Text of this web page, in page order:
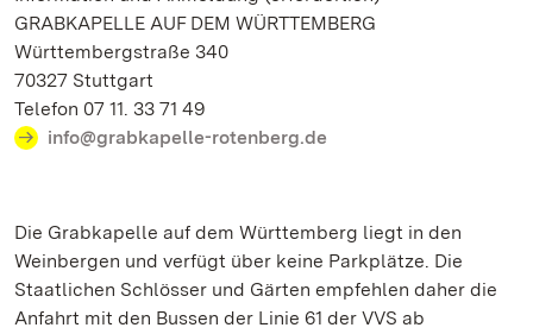
GRABKAPELLE AUF DEM WÜRTTEMBERG
Württembergstraße 340
70327 Stuttgart
Telefon 07 11. 33 71 49
info@grabkapelle-rotenberg.de
Die Grabkapelle auf dem Württemberg liegt in den
Weinbergen und verfügt über keine Parkplätze. Die
Staatlichen Schlösser und Gärten empfehlen daher die
Anfahrt mit den Bussen der Linie 61 der VVS ab